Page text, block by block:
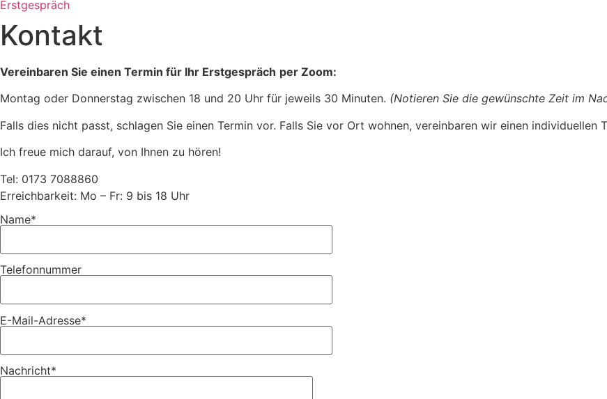
Erstgespräch
Kontakt
Vereinbaren Sie einen Termin für Ihr Erstgespräch per Zoom:
Montag oder Donnerstag zwischen 18 und 20 Uhr für jeweils 30 Minuten. (Notieren Sie die gewünschte Zeit im
Falls dies nicht passt, schlagen Sie einen Termin vor. Falls Sie vor Ort wohnen, vereinbaren wir einen individuellen
Ich freue mich darauf, von Ihnen zu hören!
Tel: 0173 7088860
Erreichbarkeit: Mo – Fr: 9 bis 18 Uhr
Name*
Telefonnummer
E-Mail-Adresse*
Nachricht*